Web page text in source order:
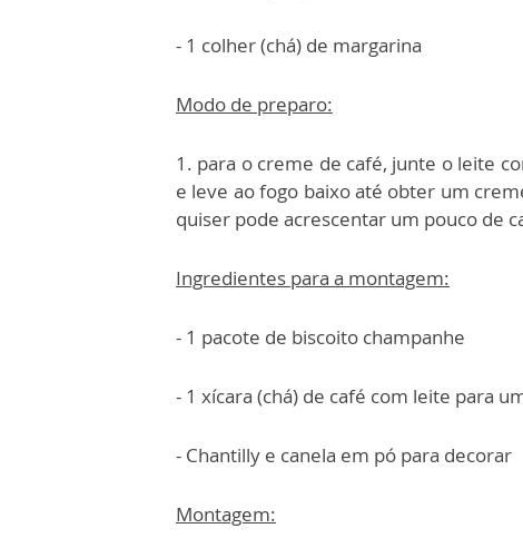
- 1 colher (chá) de margarina
Modo de preparo:
1. para o creme de café, junte o leite
e leve ao fogo baixo até obter um
quiser pode acrescentar um pouco de
Ingredientes para a montagem:
- 1 pacote de biscoito champanhe
- 1 xícara (chá) de café com leite para
- Chantilly e canela em pó para decorar
Montagem: